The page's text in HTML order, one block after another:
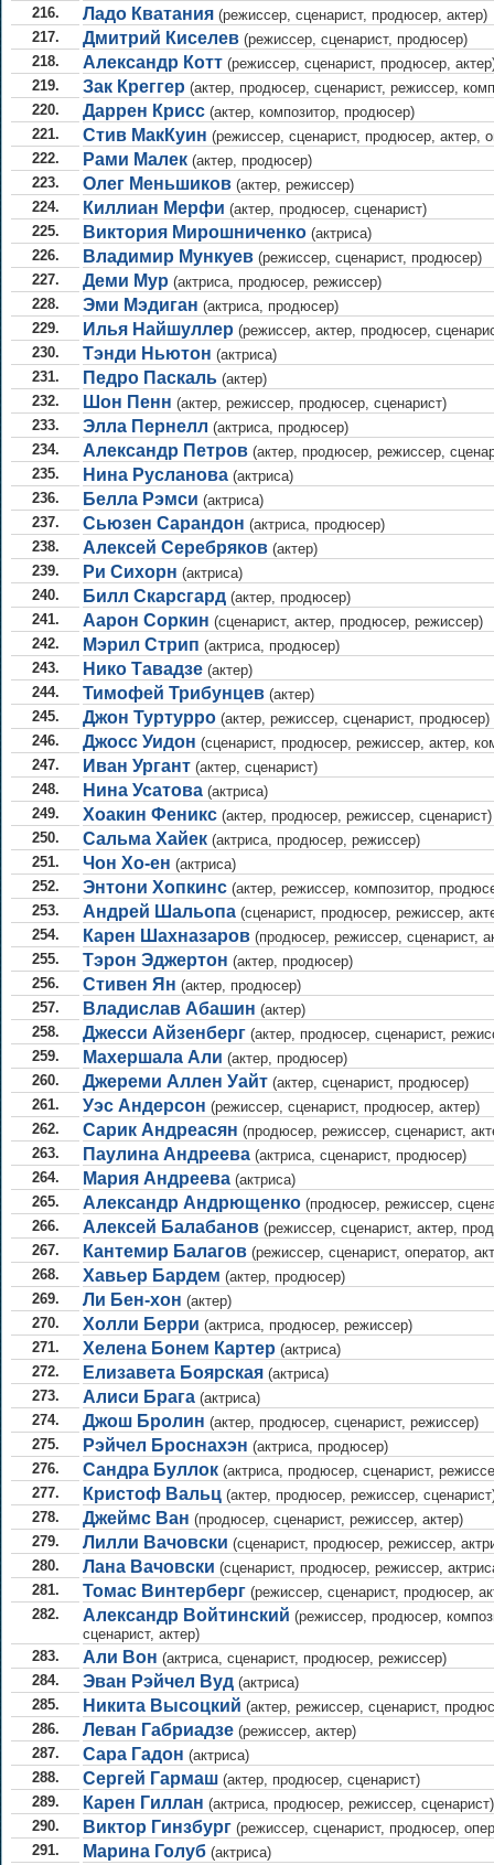
216.
Ладо Кватания (режиссер, сценарист, продюсер, актер)
217.
Дмитрий Киселев (режиссер, сценарист, продюсер)
218.
Александр Котт (режиссер, сценарист, продюсер,
219.
Зак Креггер (актер, продюсер, сценарист, режиссер,
220.
Даррен Крисс (актер, композитор, продюсер)
221.
Стив МакКуин (режиссер, сценарист, продюсер, актер,
222.
Рами Малек (актер, продюсер)
223.
Олег Меньшиков (актер, режиссер)
224.
Киллиан Мерфи (актер, продюсер, сценарист)
225.
Виктория Мирошниченко (актриса)
226.
Владимир Мункуев (режиссер, сценарист, продюсер)
227.
Деми Мур (актриса, продюсер, режиссер)
228.
Эми Мэдиган (актриса, продюсер)
229.
Илья Найшуллер (режиссер, актер, продюсер,
230.
Тэнди Ньютон (актриса)
231.
Педро Паскаль (актер)
232.
Шон Пенн (актер, режиссер, продюсер, сценарист)
233.
Элла Пернелл (актриса, продюсер)
234.
Александр Петров (актер, продюсер, режиссер,
235.
Нина Русланова (актриса)
236.
Белла Рэмси (актриса)
237.
Сьюзен Сарандон (актриса, продюсер)
238.
Алексей Серебряков (актер)
239.
Ри Сихорн (актриса)
240.
Билл Скарсгард (актер, продюсер)
241.
Аарон Соркин (сценарист, актер, продюсер, режиссер)
242.
Мэрил Стрип (актриса, продюсер)
243.
Нико Тавадзе (актер)
244.
Тимофей Трибунцев (актер)
245.
Джон Туртурро (актер, режиссер, сценарист, продюсер)
246.
Джосс Уидон (сценарист, продюсер, режиссер, актер,
247.
Иван Ургант (актер, сценарист)
248.
Нина Усатова (актриса)
249.
Хоакин Феникс (актер, продюсер, режиссер, сценарист)
250.
Сальма Хайек (актриса, продюсер, режиссер)
251.
Чон Хо-ен (актриса)
252.
Энтони Хопкинс (актер, режиссер, композитор,
253.
Андрей Шальопа (сценарист, продюсер, режиссер,
254.
Карен Шахназаров (продюсер, режиссер, сценарист,
255.
Тэрон Эджертон (актер, продюсер)
256.
Стивен Ян (актер, продюсер)
257.
Владислав Абашин (актер)
258.
Джесси Айзенберг (актер, продюсер, сценарист,
259.
Махершала Али (актер, продюсер)
260.
Джереми Аллен Уайт (актер, сценарист, продюсер)
261.
Уэс Андерсон (режиссер, сценарист, продюсер, актер)
262.
Сарик Андреасян (продюсер, режиссер, сценарист,
263.
Паулина Андреева (актриса, сценарист, продюсер)
264.
Мария Андреева (актриса)
265.
Александр Андрющенко (продюсер, режиссер,
266.
Алексей Балабанов (режиссер, сценарист, актер,
267.
Кантемир Балагов (режиссер, сценарист, оператор,
268.
Хавьер Бардем (актер, продюсер)
269.
Ли Бен-хон (актер)
270.
Холли Берри (актриса, продюсер, режиссер)
271.
Хелена Бонем Картер (актриса)
272.
Елизавета Боярская (актриса)
273.
Алиси Брага (актриса)
274.
Джош Бролин (актер, продюсер, сценарист, режиссер)
275.
Рэйчел Броснахэн (актриса, продюсер)
276.
Сандра Буллок (актриса, продюсер, сценарист,
277.
Кристоф Вальц (актер, продюсер, режиссер,
278.
Джеймс Ван (продюсер, сценарист, режиссер, актер)
279.
Лилли Вачовски (сценарист, продюсер, режиссер,
280.
Лана Вачовски (сценарист, продюсер, режиссер,
281.
Томас Винтерберг (режиссер, сценарист, продюсер,
282.
Александр Войтинский (режиссер, продюсер,
сценарист, актер)
283.
Али Вон (актриса, сценарист, продюсер, режиссер)
284.
Эван Рэйчел Вуд (актриса)
285.
Никита Высоцкий (актер, режиссер, сценарист,
286.
Леван Габриадзе (режиссер, актер)
287.
Сара Гадон (актриса)
288.
Сергей Гармаш (актер, продюсер, сценарист)
289.
Карен Гиллан (актриса, продюсер, режиссер, сценарист)
290.
Виктор Гинзбург (режиссер, сценарист, продюсер,
291.
Марина Голуб (актриса)